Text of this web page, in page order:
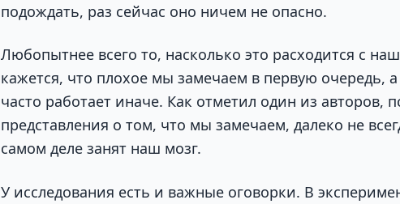
подождать, раз сейчас оно ничем не опасно.
Любопытнее всего то, насколько это расходится с
кажется, что плохое мы замечаем в первую очередь, а
часто работает иначе. Как отметил один из авторов,
представления о том, что мы замечаем, далеко не
самом деле занят наш мозг.
У исследования есть и важные оговорки. В